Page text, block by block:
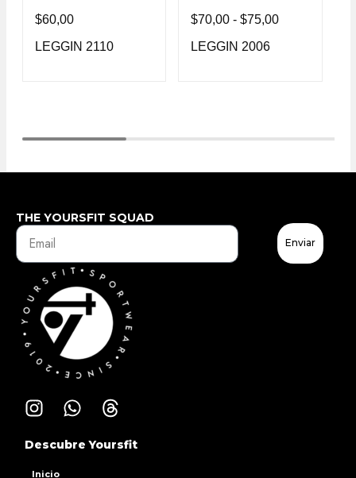
$60,00
LEGGIN 2110
$70,00 - $75,00
LEGGIN 2006
THE YOURSFIT SQUAD
Enviar
Inicio
Descubre Yoursfit